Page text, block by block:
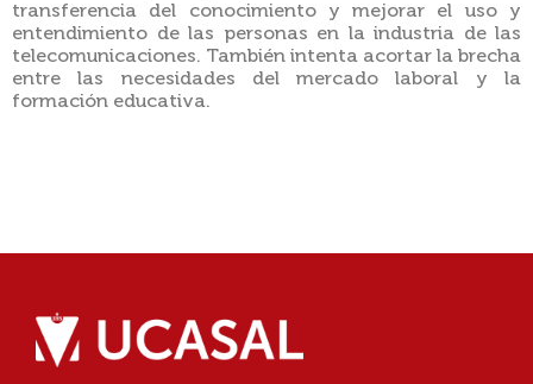
transferencia del conocimiento y mejorar el uso y
entendimiento de las personas en la industria de las
telecomunicaciones. También intenta acortar la brecha
entre las necesidades del mercado laboral y la
formación educativa.